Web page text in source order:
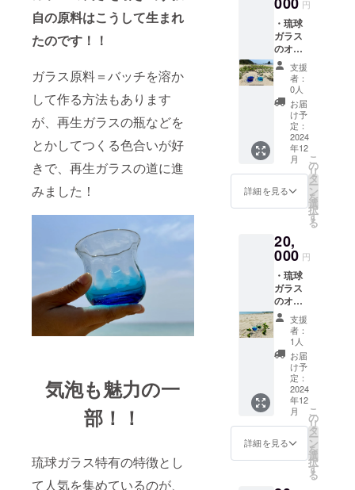
自の原料はこうして生まれ
たのです！！
ガラス原料＝バッチを溶か
して作る方法もあります
が、再生ガラスの瓶などを
とかしてつくる色合いが好
きで、再生ガラスの道に進
みました！
気泡も魅力の一
部！！
琉球ガラス特有の特徴とし
て人気を集めているのが、
ご連絡
にて共
有しま
す）
スつく
り体
験 2名
様分 ※
体験は
ご本人
様でな
くても
ご利用
いただ
けま
す。
〈日
時〉24
年12月
沖縄県
名護市
天仁屋
〈支援
者様の
交通費
や滞在
費〉 支
援者様
の交通
費、滞
在費は
各自で
ご負担
をお願
い致し
ます。
円
・琉球
ガラス
のオリ
ジナル
グラ
ス 2つ
〈商品
詳細〉
直径
6.5cm
高さ
8.5cm
・建設
予定の
琉球ガ
ラス工
て、 琉
球ガラ
スつく
り体
験 1名
様分 ※
体験は
ご本人
様でな
くても
ご利用
いただ
けま
す。
〈日
時〉24
年12月
支援
者：
0人
お届
け予
定：
2024
年12
月
詳細を見る
こ
の
リ
タ
ー
ン
を
選
択
す
る
20,
000 円
・琉球
ガラス
のオリ
ジナル
グラ
ス 1つ
〈商品
詳細〉
直径
6.5cm
高さ
8.5cm
・建設
予定の
琉球ガ
ラス工
支援
者：
1人
お届
け予
定：
2024
年12
月
詳細を見る
こ
の
リ
タ
ー
ン
を
選
択
す
る